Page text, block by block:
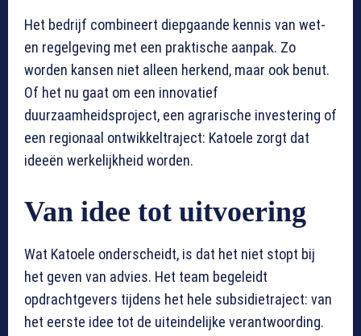
Het bedrijf combineert diepgaande kennis van wet-
en regelgeving met een praktische aanpak. Zo
worden kansen niet alleen herkend, maar ook benut.
Of het nu gaat om een innovatief
duurzaamheidsproject, een agrarische investering of
een regionaal ontwikkeltraject: Katoele zorgt dat
ideeën werkelijkheid worden.
Van idee tot uitvoering
Wat Katoele onderscheidt, is dat het niet stopt bij
het geven van advies. Het team begeleidt
opdrachtgevers tijdens het hele subsidietraject: van
het eerste idee tot de uiteindelijke verantwoording.